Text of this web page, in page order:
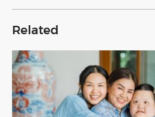
Related